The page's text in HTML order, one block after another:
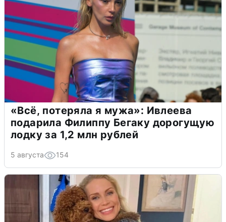
«Всё, потеряла я мужа»: Ивлеева
подарила Филиппу Бегаку дорогущую
лодку за 1,2 млн рублей
5 августа 154